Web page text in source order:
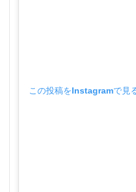
この投稿をInstagramで見